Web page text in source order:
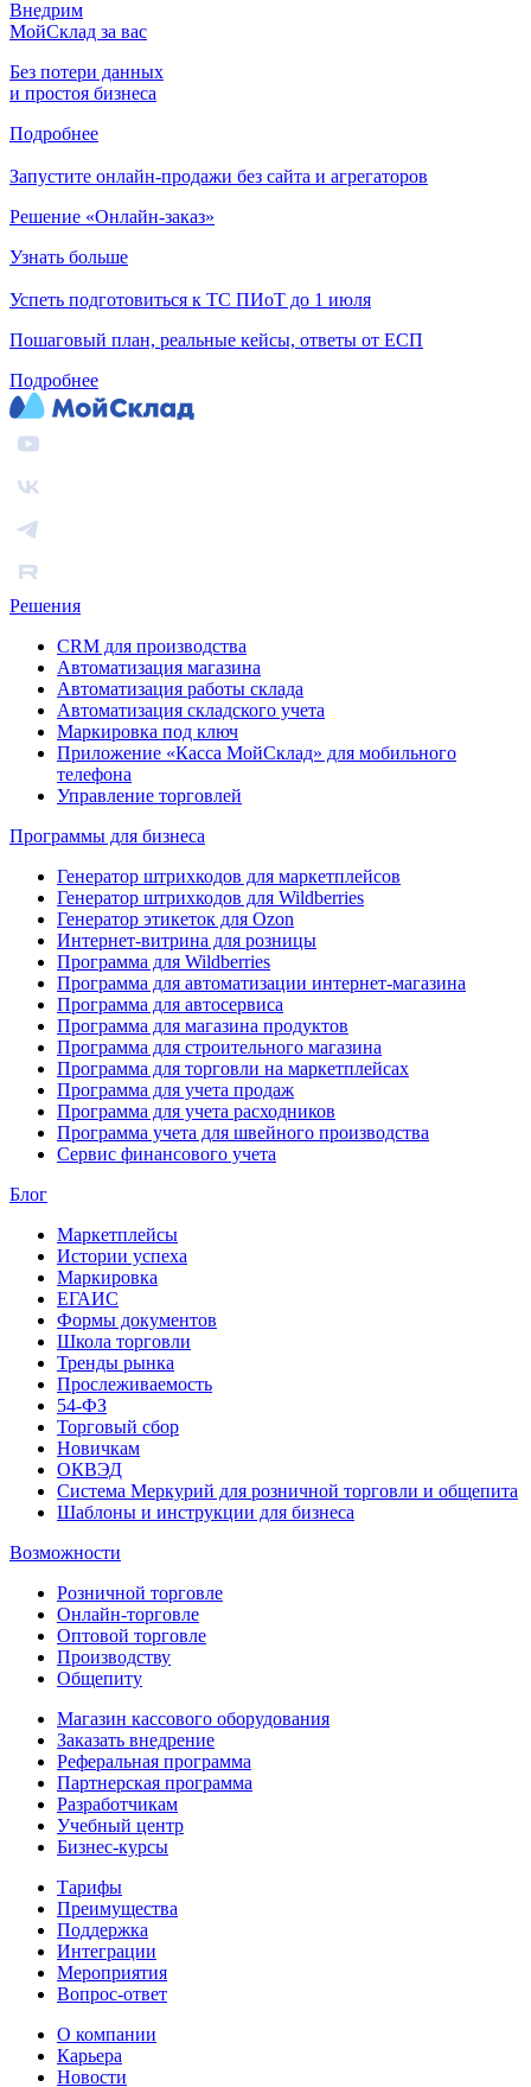
Внедрим
МойСклад за вас
Без потери данных
и простоя бизнеса
Подробнее
Запустите онлайн-продажи без сайта и агрегаторов
Решение «Онлайн-заказ»
Узнать больше
Успеть подготовиться к ТС ПИоТ до 1 июля
Пошаговый план, реальные кейсы, ответы от ЕСП
Подробнее
Решения
CRM для производства
Автоматизация магазина
Автоматизация работы склада
Автоматизация складского учета
Маркировка под ключ
Приложение «Касса МойСклад» для мобильного
телефона
Управление торговлей
Программы для бизнеса
Генератор штрихкодов для маркетплейсов
Генератор штрихкодов для Wildberries
Генератор этикеток для Ozon
Интернет-витрина для розницы
Программа для Wildberries
Программа для автоматизации интернет-магазина
Программа для автосервиса
Программа для магазина продуктов
Программа для строительного магазина
Программа для торговли на маркетплейсах
Программа для учета продаж
Программа для учета расходников
Программа учета для швейного производства
Сервис финансового учета
Блог
Маркетплейсы
Истории успеха
Маркировка
ЕГАИС
Формы документов
Школа торговли
Тренды рынка
Прослеживаемость
54-ФЗ
Торговый сбор
Новичкам
ОКВЭД
Система Меркурий для розничной торговли и общепита
Шаблоны и инструкции для бизнеса
Возможности
Розничной торговле
Онлайн-торговле
Оптовой торговле
Производству
Общепиту
Магазин кассового оборудования
Заказать внедрение
Реферальная программа
Партнерская программа
Разработчикам
Учебный центр
Бизнес‑курсы
Тарифы
Преимущества
Поддержка
Интеграции
Мероприятия
Вопрос-ответ
О компании
Карьера
Новости